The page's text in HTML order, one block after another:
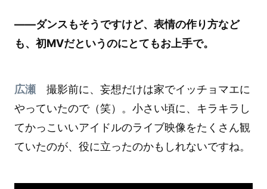
――ダンスもそうですけど、表情の作り方など
も、初MVだというのにとてもお上手で。
広瀬撮影前に、妄想だけは家でイッチョマエに
やっていたので（笑）。小さい頃に、キラキラし
てかっこいいアイドルのライブ映像をたくさん観
ていたのが、役に立ったのかもしれないですね。